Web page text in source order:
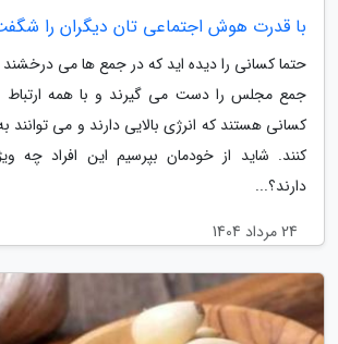
با قدرت هوش اجتماعی تان دیگران را
حتما کسانی را دیده اید که در جمع ها می
جمع مجلس را دست می گیرند و با همه ارتباط
کسانی هستند که انرژی بالایی دارند و می
کنند. شاید از خودمان بپرسیم این افراد چه
دارند؟...
24 مرداد 1404